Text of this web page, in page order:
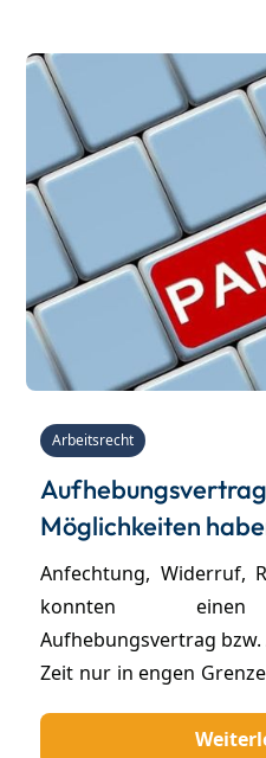
Arbeitsrecht
Möglichkeiten
Anfechtung, Widerruf,
konnten einen
Aufhebungsvertrag
Zeit nur in engen
Gebot des fairen